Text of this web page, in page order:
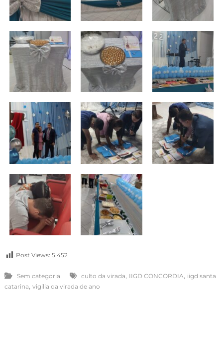
Post Views: 5.452
Sem categoria culto da virada, IIGD CONCORDIA, iigd santa
catarina, vigilia da virada de ano